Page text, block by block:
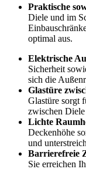
Praktische
Diele und im
optimal aus.
Elektrische
Sicherheit
sich die
Glastüre
Glastüre sorgt
zwischen
Lichte
Deckenhöhe
und
Barrierefreie
Sie erreichen